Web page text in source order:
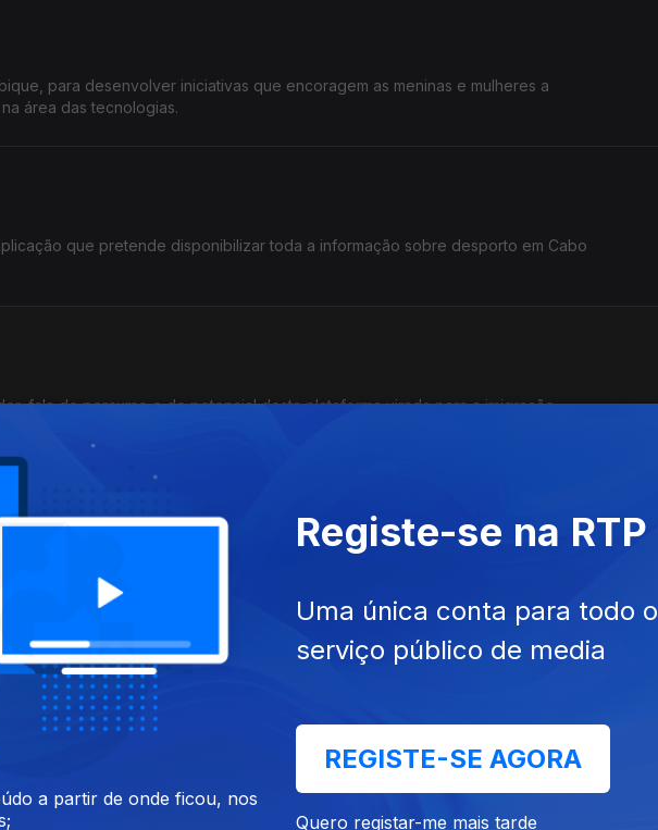
para desenvolver iniciativas que encoragem as meninas e mulheres a
área das tecnologias.
que pretende disponibilizar toda a informação sobre desporto em Cabo
fala do percurso e do potencial desta plataforma virada para a imigração.
- plataforma angolana de ensino de línguas africanas
nos Cabo Verde Dgital Awards
direitos das mulheres e pelos direitos humanos em geral
a partir de onde ficou, nos
Registe-se na RTP
Uma única conta para todo o
serviço público de media
REGISTE-SE AGORA
Quero registar-me mais tarde